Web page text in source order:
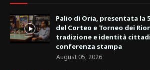
Palio di Oria, presentata la
del Corteo e Torneo dei
tradizione e identità
conferenza stampa
August 05, 2026